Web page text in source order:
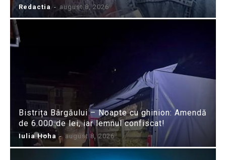
Redactia - august 8, 2026
Bistrița Bârgăului – Noapte cu ghinion: Amendă
de 6.000 de lei, iar lemnul confiscat!
Iulia Hoha - august 8, 2026